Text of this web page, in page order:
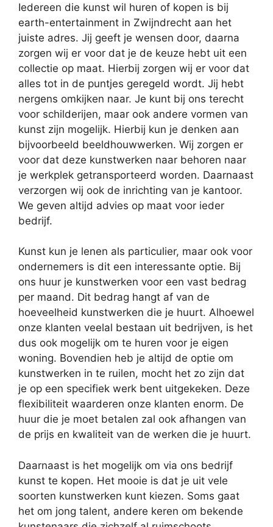
Iedereen die kunst wil huren of kopen is bij
earth-entertainment in Zwijndrecht aan het
juiste adres. Jij geeft je wensen door, daarna
zorgen wij er voor dat je de keuze hebt uit een
collectie op maat. Hierbij zorgen wij er voor dat
alles tot in de puntjes geregeld wordt. Jij hebt
nergens omkijken naar. Je kunt bij ons terecht
voor schilderijen, maar ook andere vormen van
kunst zijn mogelijk. Hierbij kun je denken aan
bijvoorbeeld beeldhouwwerken. Wij zorgen er
voor dat deze kunstwerken naar behoren naar
je werkplek getransporteerd worden. Daarnaast
verzorgen wij ook de inrichting van je kantoor.
We geven altijd advies op maat voor ieder
bedrijf.
Kunst kun je lenen als particulier, maar ook voor
ondernemers is dit een interessante optie. Bij
ons huur je kunstwerken voor een vast bedrag
per maand. Dit bedrag hangt af van de
hoeveelheid kunstwerken die je huurt. Alhoewel
onze klanten veelal bestaan uit bedrijven, is het
dus ook mogelijk om te huren voor je eigen
woning. Bovendien heb je altijd de optie om
kunstwerken in te ruilen, mocht het zo zijn dat
je op een specifiek werk bent uitgekeken. Deze
flexibiliteit waarderen onze klanten enorm. De
huur die je moet betalen zal ook afhangen van
de prijs en kwaliteit van de werken die je huurt.
Daarnaast is het mogelijk om via ons bedrijf
kunst te kopen. Het mooie is dat je uit vele
soorten kunstwerken kunt kiezen. Soms gaat
het om jong talent, andere keren om bekende